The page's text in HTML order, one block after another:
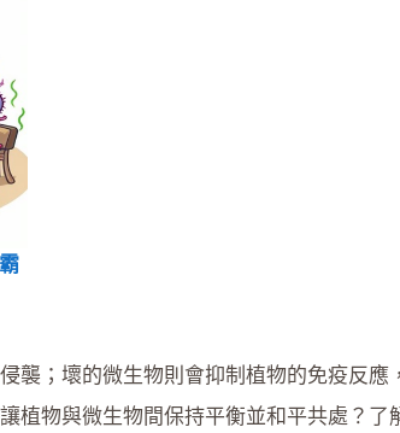
襲；壞的微生物則會抑制植物的免疫反應
植物與微生物間保持平衡並和平共處？了